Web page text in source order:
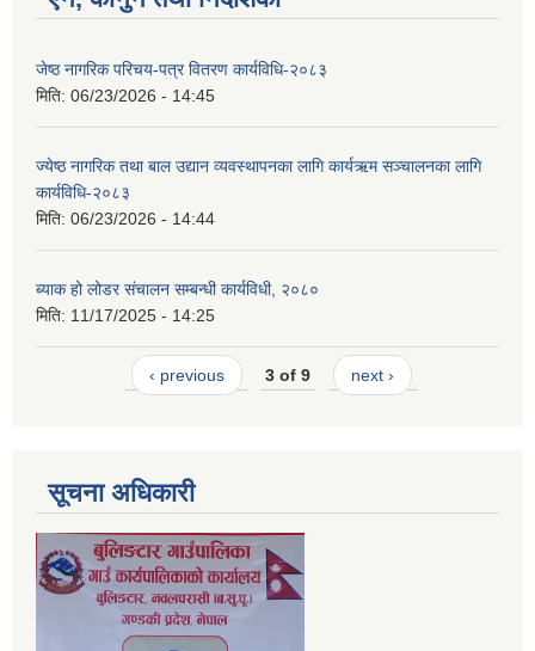
जेष्ठ नागरिक परिचय-पत्र वितरण कार्यविधि-२०८३
मिति: 06/23/2026 - 14:45
ज्येष्ठ नागरिक तथा बाल उद्यान व्यवस्थापनका लागि कार्यऋम सञ्चालनका लागि
कार्यविधि-२०८३
मिति: 06/23/2026 - 14:44
ब्याक हो लोडर संचालन सम्बन्धी कार्यविधी, २०८०
मिति: 11/17/2025 - 14:25
‹ previous 3 of 9 next ›
सूचना अधिकारी